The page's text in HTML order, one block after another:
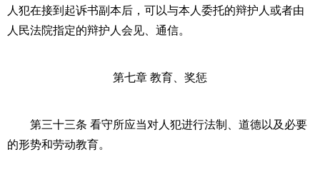
人犯在接到起诉书副本后，可以与本人委托的辩护人或者由
人民法院指定的辩护人会见、通信。
第七章 教育、奖惩
第三十三条 看守所应当对人犯进行法制、道德以及必要
的形势和劳动教育。